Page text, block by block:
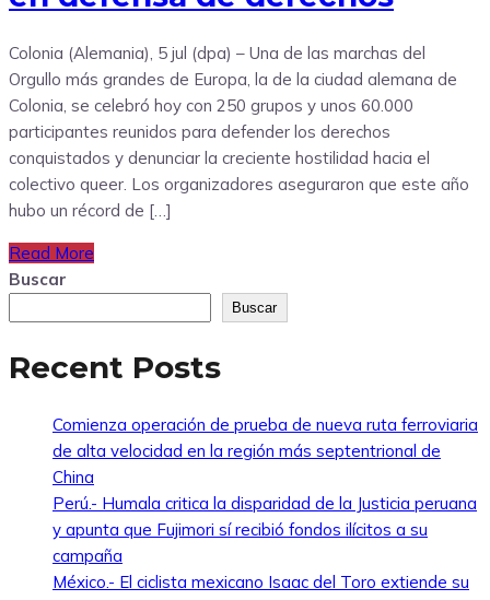
Colonia (Alemania), 5 jul (dpa) – Una de las marchas del
Orgullo más grandes de Europa, la de la ciudad alemana de
Colonia, se celebró hoy con 250 grupos y unos 60.000
participantes reunidos para defender los derechos
conquistados y denunciar la creciente hostilidad hacia el
colectivo queer. Los organizadores aseguraron que este año
hubo un récord de […]
Read More
Buscar
Buscar
Recent Posts
Comienza operación de prueba de nueva ruta ferroviaria
de alta velocidad en la región más septentrional de
China
Perú.- Humala critica la disparidad de la Justicia peruana
y apunta que Fujimori sí recibió fondos ilícitos a su
campaña
México.- El ciclista mexicano Isaac del Toro extiende su